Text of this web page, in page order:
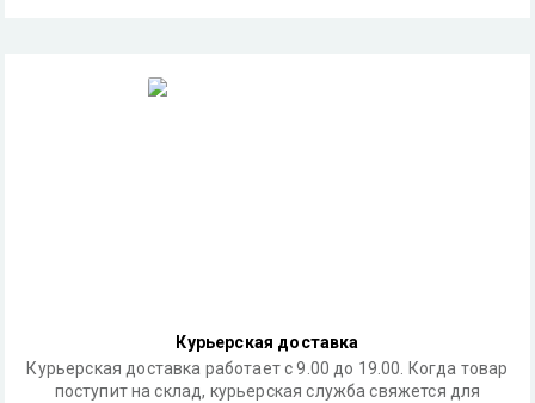
Курьерская доставка
Курьерская доставка работает с 9.00 до 19.00. Когда товар
поступит на склад, курьерская служба свяжется для